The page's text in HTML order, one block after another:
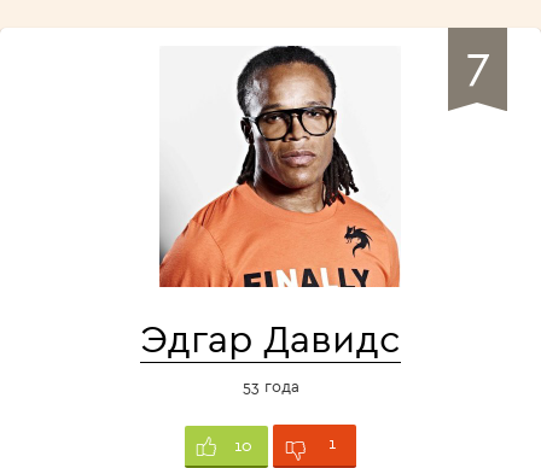
7
Эдгар Давидс
53 года
10 1